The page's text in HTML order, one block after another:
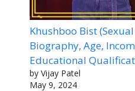
Khushboo Bist
Biography, Age,
Educational
by Vijay Patel
May 9, 2024